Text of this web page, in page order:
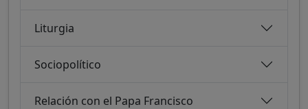
Liturgia
Sociopolítico
Relación con el Papa Francisco